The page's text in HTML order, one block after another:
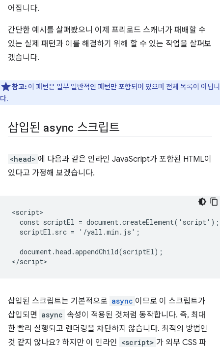
어집니다.
간단한 예시를 살펴봤으니 이제 프리로드 스캐너가 패배할 수
있는 실제 패턴과 이를 해결하기 위해 할 수 있는 작업을 살펴보
겠습니다.
참고: 이 패턴은 일부 일반적인 패턴만 포함되어 있으며 전체 목록이 아닙니
다.
삽입된 async 스크립트
<head> 에 다음과 같은 인라인 JavaScript가 포함된 HTML이
있다고 가정해 보겠습니다.
<script>
  const scriptEl = document.createElement('script');
  scriptEl.src = '/yall.min.js';
  document.head.appendChild(scriptEl);
삽입된 스크립트는 기본적으로 async 이므로 이 스크립트가
삽입되면 async 속성이 적용된 것처럼 동작합니다. 즉, 최대
한 빨리 실행되고 렌더링을 차단하지 않습니다. 최적의 방법인
것 같지 않나요? 하지만 이 인라인 <script> 가 외부 CSS 파